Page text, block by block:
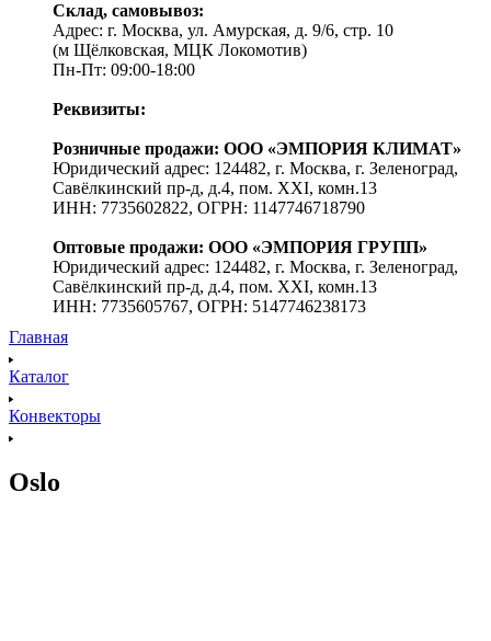
Склад, самовывоз:
Адрес: г. Москва, ул. Амурская, д. 9/6, стр. 10
(м Щёлковская, МЦК Локомотив)
Пн-Пт: 09:00-18:00
Реквизиты:
Розничные продажи: ООО «ЭМПОРИЯ КЛИМАТ»
Юридический адрес: 124482, г. Москва, г. Зеленоград,
Савёлкинский пр-д, д.4, пом. XXI, комн.13
ИНН: 7735602822, ОГРН: 1147746718790
Оптовые продажи: ООО «ЭМПОРИЯ ГРУПП»
Юридический адрес: 124482, г. Москва, г. Зеленоград,
Савёлкинский пр-д, д.4, пом. XXI, комн.13
ИНН: 7735605767, ОГРН: 5147746238173
Главная
Каталог
Конвекторы
Oslo